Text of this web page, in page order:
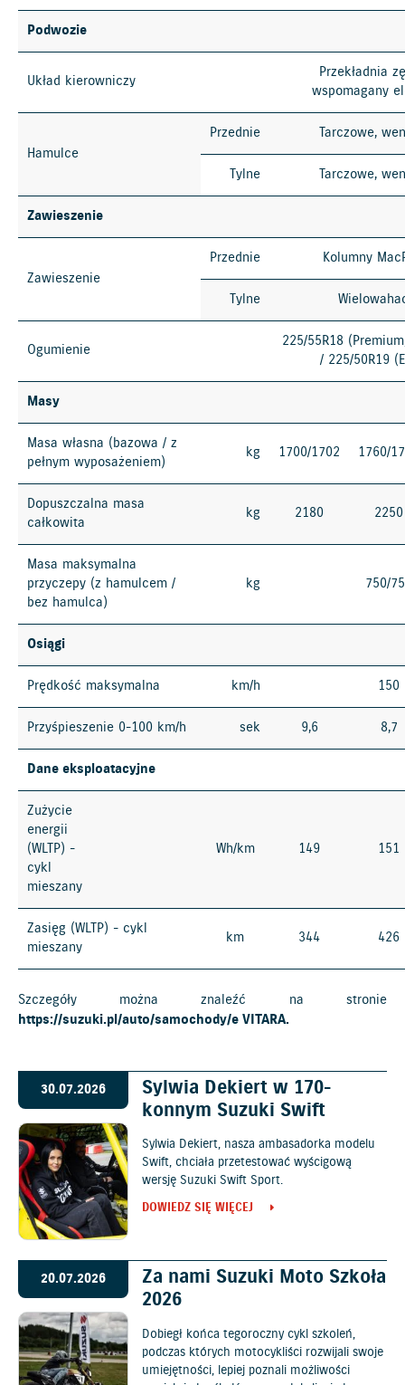
Podwozie
Układ kierowniczy
Przekładnia
wspomagany
Hamulce
Przednie Tarczowe,
Tylne Tarczowe,
Zawieszenie
Zawieszenie
Przednie Kolumny
Tylne
Ogumienie
225/55R18
/ 225/50R19
Masy
Masa własna (bazowa / z
pełnym wyposażeniem)
kg 1700/1702 1760/
Dopuszczalna masa
całkowita
kg 2180 2250
Masa maksymalna
przyczepy (z hamulcem /
bez hamulca)
kg 750/
Osiągi
Prędkość maksymalna km/h 150
Przyśpieszenie 0-100 km/h sek 9,6 8,7
Dane eksploatacyjne
Zużycie
energii
(WLTP) -
cykl
mieszany
Wh/km 149 151
Zasięg (WLTP) - cykl
mieszany
km 344 426
Szczegóły można znaleźć na stronie
https://suzuki.pl/auto/samochody/e VITARA.
30.07.2026
Sylwia Dekiert w 170-
konnym Suzuki Swift
Sylwia Dekiert, nasza ambasadorka modelu
Swift, chciała przetestować wyścigową
wersję Suzuki Swift Sport.
DOWIEDZ SIĘ WIĘCEJ
20.07.2026
Za nami Suzuki Moto Szkoła
2026
Dobiegł końca tegoroczny cykl szkoleń,
podczas których motocykliści rozwijali swoje
umiejętności, lepiej poznali możliwości